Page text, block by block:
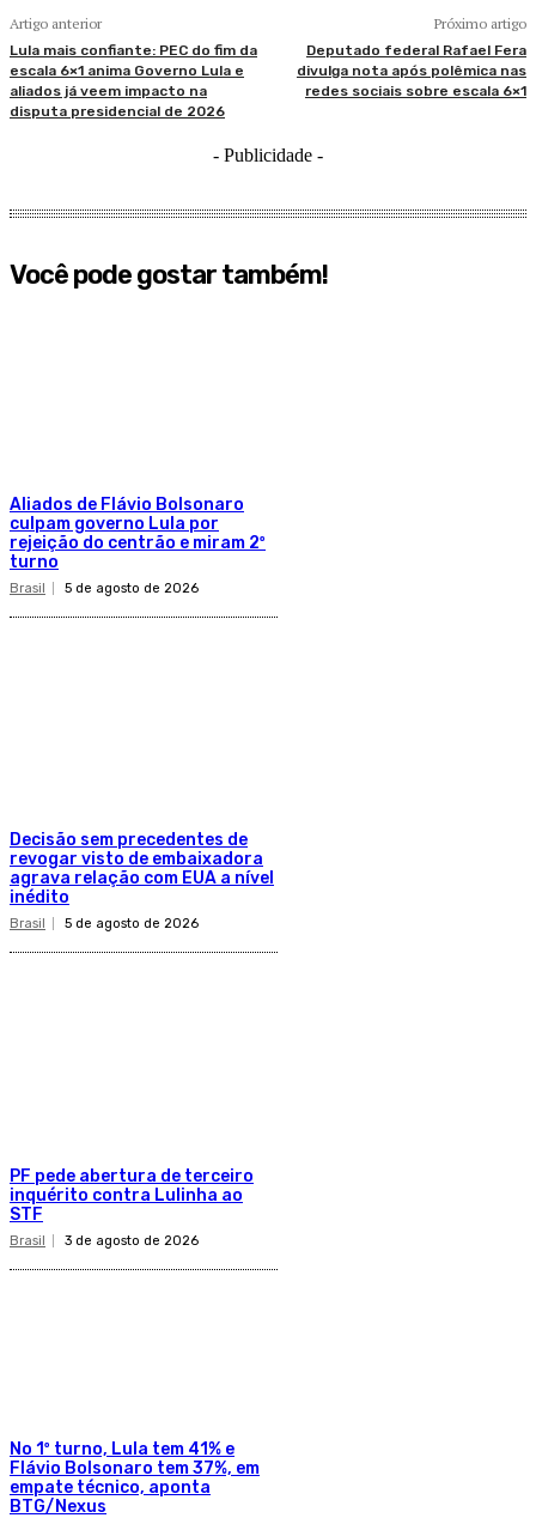
Artigo anterior
Lula mais confiante: PEC do fim da
escala 6×1 anima Governo Lula e
aliados já veem impacto na
disputa presidencial de 2026
Próximo artigo
Deputado federal Rafael Fera
divulga nota após polêmica nas
redes sociais sobre escala 6×1
- Publicidade -
Você pode gostar também!
Aliados de Flávio Bolsonaro
culpam governo Lula por
rejeição do centrão e miram 2º
turno
Brasil 5 de agosto de 2026
Decisão sem precedentes de
revogar visto de embaixadora
agrava relação com EUA a nível
inédito
Brasil 5 de agosto de 2026
PF pede abertura de terceiro
inquérito contra Lulinha ao
STF
Brasil 3 de agosto de 2026
No 1º turno, Lula tem 41% e
Flávio Bolsonaro tem 37%, em
empate técnico, aponta
BTG/Nexus